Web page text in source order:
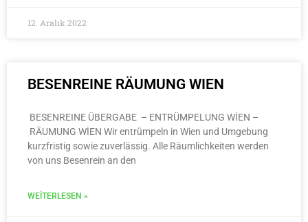
12. Aralık 2022
BESENREINE RÄUMUNG WIEN
BESENREINE ÜBERGABE – ENTRÜMPELUNG WİEN –
RÄUMUNG WİEN Wir entrümpeln in Wien und Umgebung
kurzfristig sowie zuverlässig. Alle Räumlichkeiten werden
von uns Besenrein an den
WEITERLESEN »